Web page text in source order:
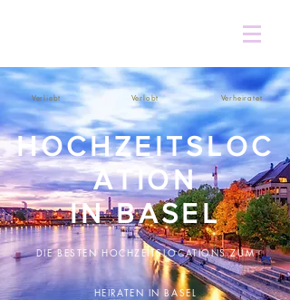
Verliebt Verlobt Verheiratet
HOCHZEITSLOC
ATION
IN BASEL
DIE BESTEN HOCHZEITSLOCATIONS ZUM
HEIRATEN IN BASEL